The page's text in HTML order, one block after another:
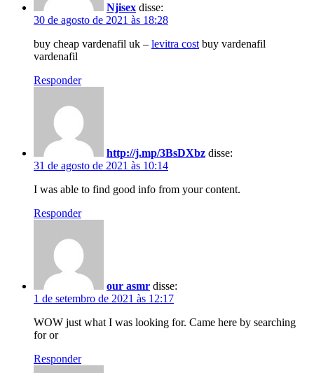
Njisex disse:
30 de agosto de 2021 às 18:28
buy cheap vardenafil uk – levitra cost buy vardenafil
vardenafil
Responder
http://j.mp/3BsDXbz disse:
31 de agosto de 2021 às 10:14
I was able to find good info from your content.
Responder
our asmr disse:
1 de setembro de 2021 às 12:17
WOW just what I was looking for. Came here by searching
for or
Responder